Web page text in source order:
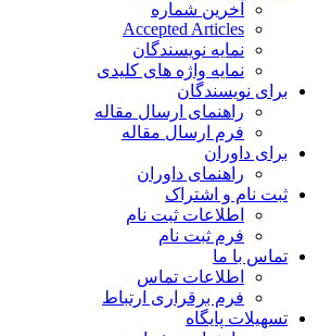
آخرین شماره
Accepted Articles
نمایه نویسندگان
نمایه واژه های کلیدی
برای نویسندگان
راهنمای ارسال مقاله
فرم ارسال مقاله
برای داوران
راهنمای داوران
ثبت نام و اشتراک
اطلاعات ثبت نام
فرم ثبت نام
تماس با ما
اطلاعات تماس
فرم برقراری ارتباط
تسهیلات پایگاه